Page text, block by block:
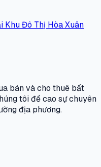
Khu Đô Thị Hòa Xuân
bán và cho thuê bất
tôi đề cao sự chuyên
địa phương.